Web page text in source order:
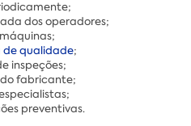
dos operadores;
de qualidade;
inspeções;
fabricante;
preventivas.